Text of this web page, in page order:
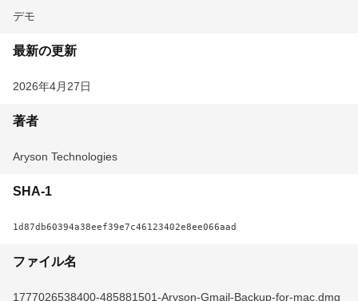
デモ
最新の更新
2026年4月27日
著者
Aryson Technologies
SHA-1
1d87db60394a38eef39e7c46123402e8ee066aad
ファイル名
1777026538400-485881501-Aryson-Gmail-Backup-for-mac.dmg